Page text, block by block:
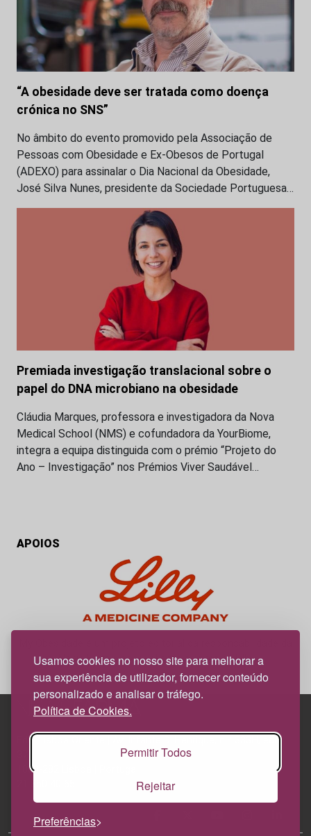
Usamos cookies no nosso site para melhorar a
sua experiência de utilizador, fornecer conteúdo
personalizado e analisar o tráfego.
Política de Cookies.
Permitir Todos
Rejeitar
Preferências
“A obesidade deve ser tratada como doença
crónica no SNS”
No âmbito do evento promovido pela Associação de
Pessoas com Obesidade e Ex-Obesos de Portugal
(ADEXO) para assinalar o Dia Nacional da Obesidade,
José Silva Nunes, presidente da Sociedade Portuguesa…
Premiada investigação translacional sobre o
papel do DNA microbiano na obesidade
Cláudia Marques, professora e investigadora da Nova
Medical School (NMS) e cofundadora da YourBiome,
integra a equipa distinguida com o prémio “Projeto do
Ano – Investigação” nos Prémios Viver Saudável…
APOIOS
News Farma, possível com o apoio da Lilly.
Edif. Lisboa Oriente | Av. Infante D. Henrique, n.º 333H, esc.
1800-282 Lisboa | Portugal